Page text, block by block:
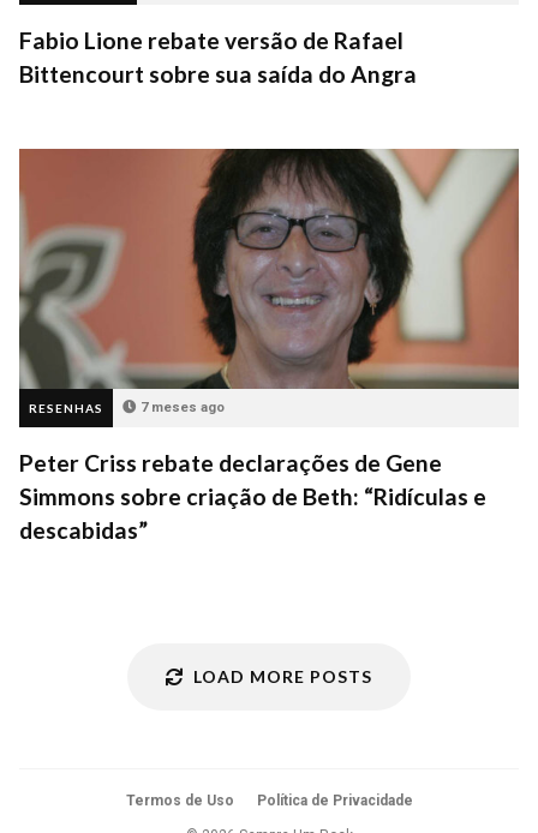
Fabio Lione rebate versão de Rafael
Bittencourt sobre sua saída do Angra
RESENHAS 7 meses ago
Peter Criss rebate declarações de Gene
Simmons sobre criação de Beth: “Ridículas e
descabidas”
LOAD MORE POSTS
Termos de Uso Política de Privacidade